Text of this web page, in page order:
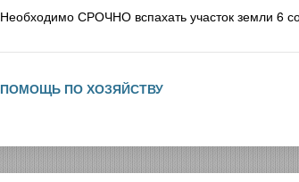
Необходимо СРОЧНО вспахать участок земли 6
ПОМОЩЬ ПО ХОЗЯЙСТВУ